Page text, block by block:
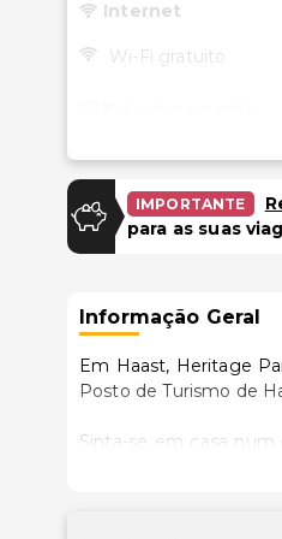
Internet
Wi-Fi gratuito
Estacionamento
Instalações
Área para piquenique
IMPORTANTE
para as suas
Informação Geral
Em Haast, Heritage
Sinta-se em casa
permite-lhe ficar